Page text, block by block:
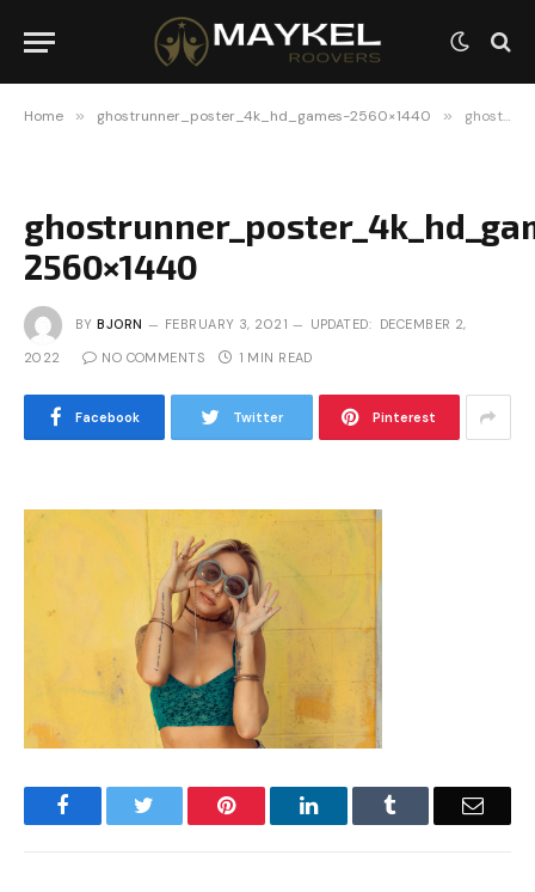
Home » ghostrunner_poster_4k_hd_games-2560×1440 » ghostrunner_poster_4k_hd_games-2560×1440
2560×1440
BY BJORN FEBRUARY 3, 2021 UPDATED: DECEMBER 2,
2022 NO COMMENTS 1 MIN READ
Facebook Twitter Pinterest
Facebook Pinterest LinkedIn Email